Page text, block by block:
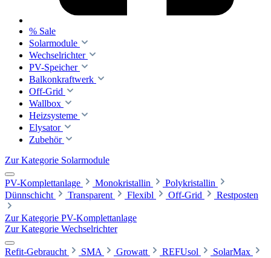
% Sale
Solarmodule
Wechselrichter
PV-Speicher
Balkonkraftwerk
Off-Grid
Wallbox
Heizsysteme
Elysator
Zubehör
Zur Kategorie Solarmodule
PV-Komplettanlage Monokristallin
Polykristallin
Dünnschicht
Transparent Flexibl Off-Grid Restposten
Zur Kategorie PV-Komplettanlage
Zur Kategorie Wechselrichter
Refit-Gebraucht SMA Growatt REFUsol
SolarMax